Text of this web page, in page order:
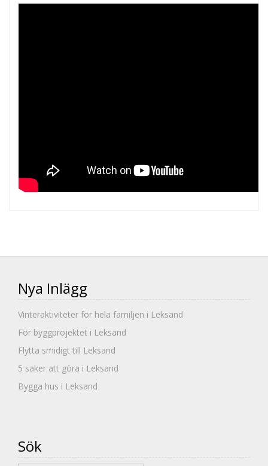
Nya Inlägg
Vinteraktiviteter för hela familjen i Leksand
För byggprojektet i Leksand
Flytta smidigt till Leksand
5 saker att göra i Leksand
Bygga hus i Leksand
Sök